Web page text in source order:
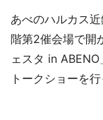
あべのハルカス
階第2催会場で開
ェスタ in
トークショーを行